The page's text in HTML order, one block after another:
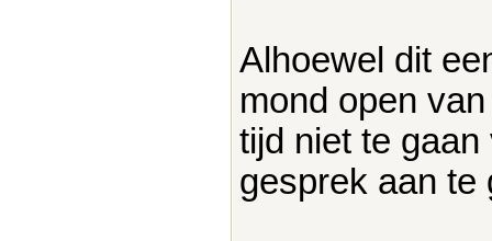
Alhoewel dit
mond open
tijd niet te
gesprek aan te